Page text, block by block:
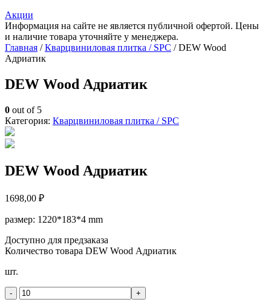
Акции
Информация на сайте не является публичной офертой. Цены
и наличие товара уточняйте у менеджера.
Главная /Кварцвиниловая плитка / SPС / DEW Wood
Адриатик
DEW Wood Адриатик
0 out of 5
Категория: Кварцвиниловая плитка / SPС
DEW Wood Адриатик
1698,00 ₽
размер: 1220*183*4 mm
Доступно для предзаказа
Количество товара DEW Wood Адриатик
шт.
- +